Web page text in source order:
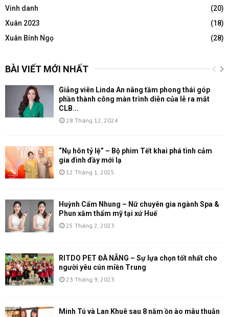
Vinh danh
(20)
Xuân 2023
(18)
Xuân Bính Ngọ
(28)
BÀI VIẾT MỚI NHẤT
Giảng viên Linda An nâng tầm phong thái góp
phần thành công màn trình diễn của lễ ra mắt
CLB...
28 Tháng 12, 2024
“Nụ hôn tỷ lệ” – Bộ phim Tết khai phá tình cảm
gia đình đầy mới lạ
12 Tháng 1, 2025
Huỳnh Cẩm Nhung – Nữ chuyên gia ngành Spa &
Phun xăm thẩm mỹ tại xứ Huế
25 Tháng 2, 2023
RITDO PET ĐÀ NẴNG – Sự lựa chọn tốt nhất cho
người yêu cún miền Trung
23 Tháng 9, 2023
Minh Tú và Lan Khuê sau 8 năm ồn ào mâu thuẫn